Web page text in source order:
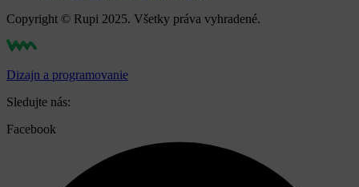
Copyright © Rupi 2025. Všetky práva vyhradené.
Dizajn a programovanie
Sledujte nás:
Facebook